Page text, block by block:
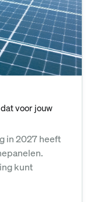
voor jouw
in 2027 heeft
kunt